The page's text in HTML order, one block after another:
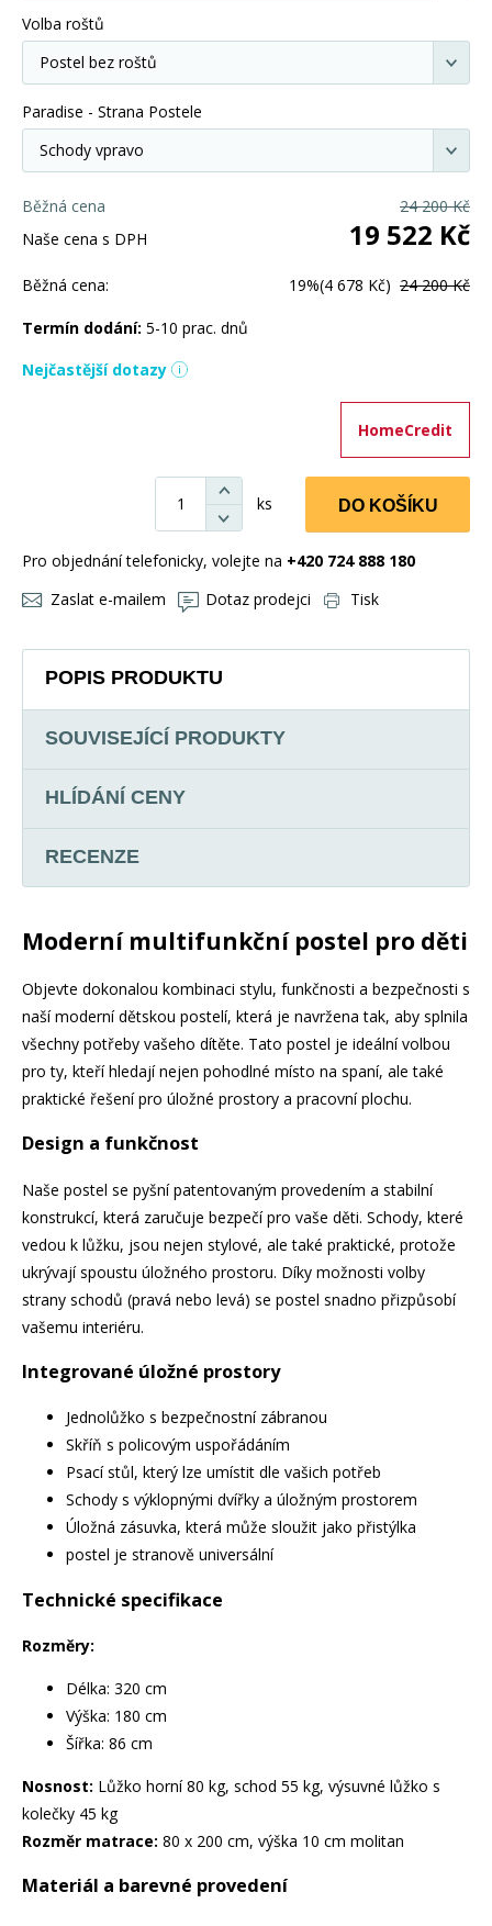
Volba roštů
Paradise - Strana Postele
Běžná cena 24 200Kč
Naše cena s DPH
19 522 Kč
Běžná cena: 19%(4 678 Kč) 24 200 Kč
Termín dodání: 5-10 prac. dnů
Nejčastější dotazy
HomeCredit
ks DO KOŠÍKU
Pro objednání telefonicky, volejte na +420 724 888 180
Zaslat e-mailem
Dotaz prodejci Tisk
POPIS PRODUKTU
SOUVISEJÍCÍ PRODUKTY
HLÍDÁNÍ CENY
RECENZE
Moderní multifunkční postel pro děti
Objevte dokonalou kombinaci stylu, funkčnosti a bezpečnosti s
naší moderní dětskou postelí, která je navržena tak, aby splnila
všechny potřeby vašeho dítěte. Tato postel je ideální volbou
pro ty, kteří hledají nejen pohodlné místo na spaní, ale také
praktické řešení pro úložné prostory a pracovní plochu.
Design a funkčnost
Naše postel se pyšní patentovaným provedením a stabilní
konstrukcí, která zaručuje bezpečí pro vaše děti. Schody, které
vedou k lůžku, jsou nejen stylové, ale také praktické, protože
ukrývají spoustu úložného prostoru. Díky možnosti volby
strany schodů (pravá nebo levá) se postel snadno přizpůsobí
vašemu interiéru.
Integrované úložné prostory
Jednolůžko s bezpečnostní zábranou
Skříň s policovým uspořádáním
Psací stůl, který lze umístit dle vašich potřeb
Schody s výklopnými dvířky a úložným prostorem
Úložná zásuvka, která může sloužit jako přistýlka
postel je stranově universální
Technické specifikace
Rozměry:
Délka: 320 cm
Výška: 180 cm
Šířka: 86 cm
Nosnost: Lůžko horní 80 kg, schod 55 kg, výsuvné lůžko s
kolečky 45 kg
Rozměr matrace: 80 x 200 cm, výška 10 cm molitan
Materiál a barevné provedení